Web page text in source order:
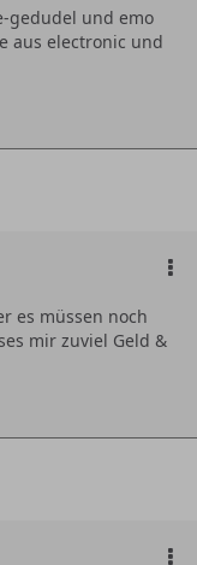
gedudel und emo
aus electronic und
es müssen noch
mir zuviel Geld &